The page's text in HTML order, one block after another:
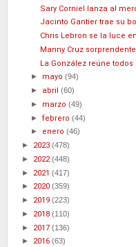
Sary Corniel lanza al
Jacinto Gantier trae su
Chris Lebron se la luce
Manny Cruz
La González reúne todos
► mayo(94)
► abril(60)
► marzo(49)
►febrero(44)
► enero(46)
► 2023 (478)
► 2022(448)
► 2021 (417)
► 2020 (359)
► 2019 (223)
► 2018 (110)
► 2017 (136)
► 2016 (63)